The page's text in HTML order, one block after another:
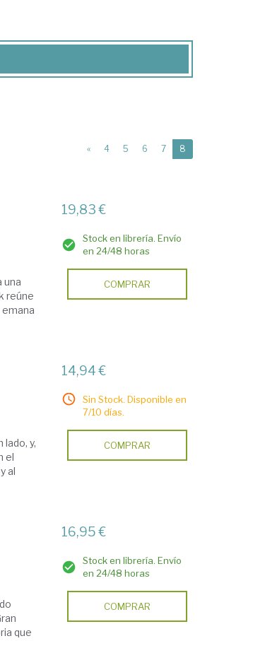
« 4 5 6 7 8
una
reúne
19,83 €
Stock en librería. Envío
en 24/48 horas
COMPRAR
lado, y,
el
al
14,94 €
Sin Stock. Disponible en
7/10 días.
COMPRAR
que
16,95 €
Stock en librería. Envío
en 24/48 horas
COMPRAR